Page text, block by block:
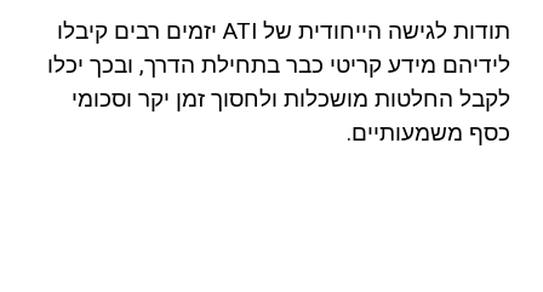
תודות לגישה הייחודית של ATI יזמים רבים קיבלו
לידיהם מידע קריטי כבר בתחילת הדרך, ובכך יכלו
לקבל החלטות מושכלות ולחסוך זמן יקר וסכומי
כסף משמעותיים.